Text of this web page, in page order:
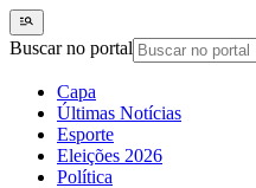
Buscar no portal
Capa
Últimas Notícias
Esporte
Eleições 2026
Política